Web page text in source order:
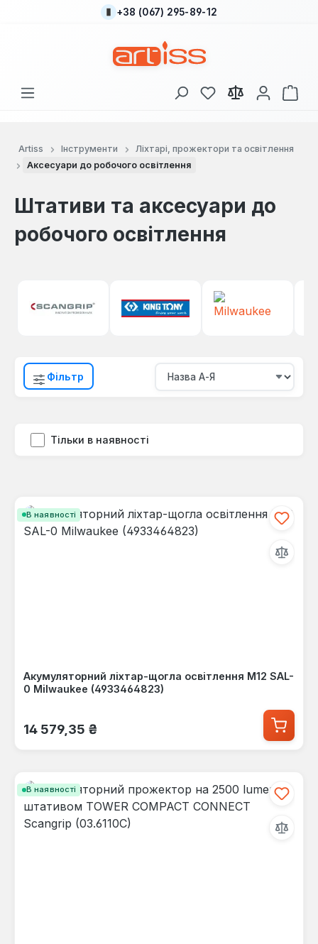
Перейти до основного вмісту
+38 (067) 295-89-12
У вас є 0 у списку
Artiss Інструменти
Ліхтарі, прожектори та освітлення
Аксесуари до робочого освітлення
Штативи та аксесуари до
робочого освітлення
Фільтр
Тільки в наявності
В наявності
Акумуляторний ліхтар-щогла освітлення M12 SAL-
0 Milwaukee (4933464823)
Звичайна ціна:
14 579,35 ₴
В наявності